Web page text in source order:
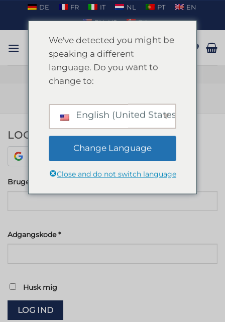
Fortsæt
indhold
DE FR IT NL PT
EN
EN_US
DA
TAL PÅ WHATSAPP
LOG IND
Brugernavn eller e-mailadresse Påkrævet
Adgangskode*Påkrævet
Husk mig
LOG IND
We've detected you might be
speaking a different
language. Do you want to
change to:
English (United States)
Change Language
Close and do not switch language